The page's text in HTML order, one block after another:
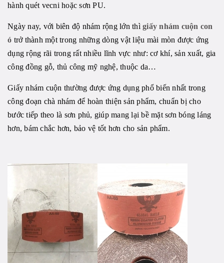
hành quét vecni hoặc sơn PU.
Ngày nay, với biên độ nhám rộng lớn thì giấy nhám cuộn con
ó trở thành một trong những dòng vật liệu mài mòn được ứng
dụng rộng rãi trong rất nhiều lĩnh vực như: cơ khí, sản xuất, gia
công đồng gỗ, thủ công mỹ nghệ, thuộc da…
Giấy nhám cuộn thường được ứng dụng phổ biến nhất trong
công đoạn chà nhám để hoàn thiện sản phẩm, chuẩn bị cho
bước tiếp theo là sơn phủ, giúp mang lại bề mặt sơn bóng láng
hơn, bám chắc hơn, bảo vệ tốt hơn cho sản phẩm.